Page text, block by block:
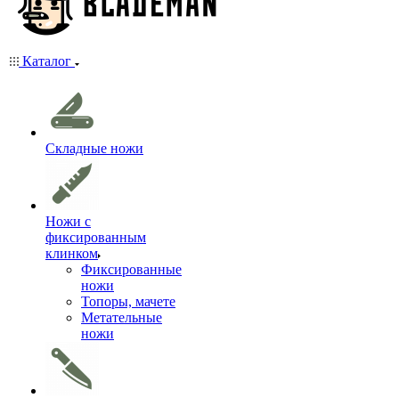
Каталог
Складные ножи
Ножи с
фиксированным
клинком
Фиксированные
ножи
Топоры, мачете
Метательные
ножи